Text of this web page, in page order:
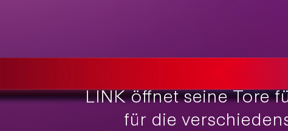
LINK öffnet seine Tore
für die